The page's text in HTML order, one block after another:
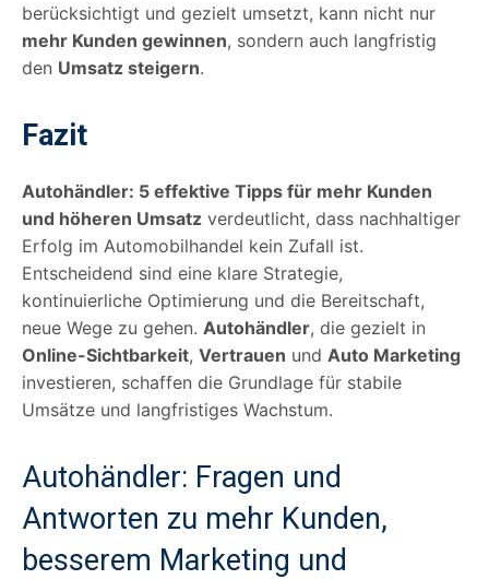
berücksichtigt und gezielt umsetzt, kann nicht nur
mehr Kunden gewinnen, sondern auch langfristig
den Umsatz steigern.
Fazit
Autohändler: 5 effektive Tipps für mehr Kunden
und höheren Umsatz verdeutlicht, dass nachhaltiger
Erfolg im Automobilhandel kein Zufall ist.
Entscheidend sind eine klare Strategie,
kontinuierliche Optimierung und die Bereitschaft,
neue Wege zu gehen. Autohändler, die gezielt in
Online-Sichtbarkeit, Vertrauen und Auto Marketing
investieren, schaffen die Grundlage für stabile
Umsätze und langfristiges Wachstum.
Autohändler: Fragen und
Antworten zu mehr Kunden,
besserem Marketing und